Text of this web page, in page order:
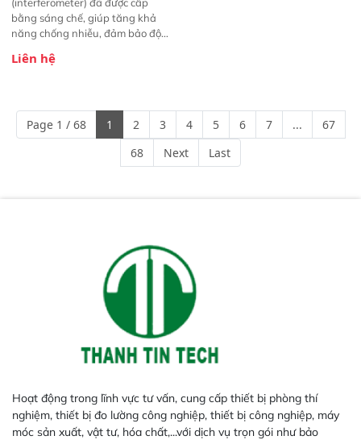
bằng sáng chế, giúp tăng khả
năng chống nhiễu, đảm bảo độ
Phạm vi ứng dụng rộng: Đáp ứng
ngành công nghiệp khác nhau. 
Độ nhạy cao: Trang bị đầu dò
InGaAs độ nhạy cao, cung cấp
phản hồi phổ tuyến tính đầy đủ,
đảm bảo độ chính xác và khả
Liên hệ
Page 1 / 68 1 2 3 4 5 6 7 ...
67
68
Next Last
Hoạt động trong lĩnh vực tư vấn, cung cấp thiết bị phòng thí
nghiệm, thiết bị đo lường công nghiệp, thiết bị công nghiệp, máy
móc sản xuất, vật tư, hóa chất,...với dịch vụ trọn gói như bảo